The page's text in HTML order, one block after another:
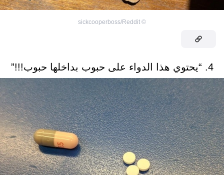
©
sickcooperboss/Reddit
4. “يحتوي هذا الدواء على حبوب بداخلها حبوب!!!”